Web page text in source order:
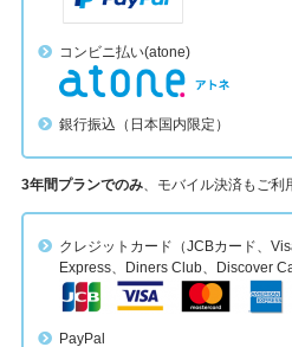
コンビニ払い(atone)
銀行振込（日本国内限定）
3年間プランでのみ、モバイル決済もご利
クレジットカード（JCBカード、
Express、Diners Club、Discover
PayPal